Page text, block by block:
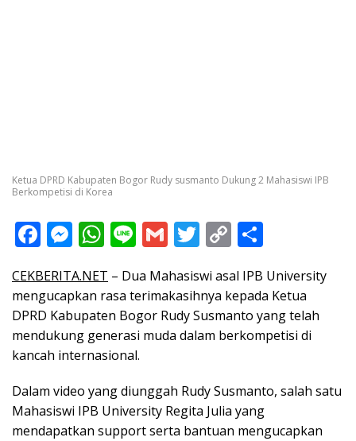
Ketua DPRD Kabupaten Bogor Rudy susmanto Dukung 2 Mahasiswi IPB
Berkompetisi di Korea
F
e
b
o
o
k
M
ss
e
n
g
er
W
at
s
A
p
p
Li
e
G
ai
l
T
itt
er
C
p
y
Li
k
ar
e
CEKBERITA.NET – Dua Mahasiswi asal IPB University
mengucapkan rasa terimakasihnya kepada Ketua
DPRD Kabupaten Bogor Rudy Susmanto yang telah
mendukung generasi muda dalam berkompetisi di
kancah internasional.
Dalam video yang diunggah Rudy Susmanto, salah satu
Mahasiswi IPB University Regita Julia yang
mendapatkan support serta bantuan mengucapkan